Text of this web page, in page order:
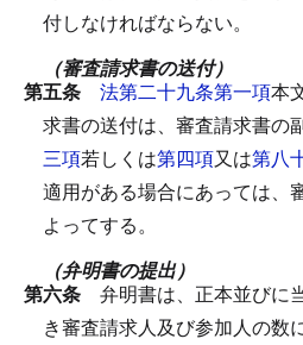
付しなければならない。
（審査請求書の送付）
第五条 法第二十九条第一項本
求書の送付は、審査請求書の
三項若しくは第四項又は第八
適用がある場合にあっては、
よってする。
（弁明書の提出）
第六条 弁明書は、正本並びに
き審査請求人及び参加人の数